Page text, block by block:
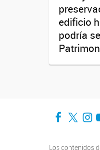
edificio
podría
Los contenidos